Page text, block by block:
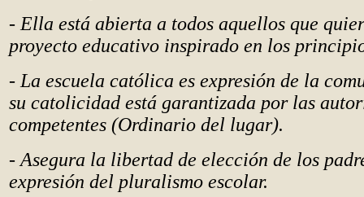
- Ella está abierta a todos aquellos que
proyecto educativo inspirado en los
- La escuela católica es expresión de la
su catolicidad está garantizada por las
competentes (Ordinario del lugar).
- Asegura la libertad de elección de los
expresión del pluralismo escolar.